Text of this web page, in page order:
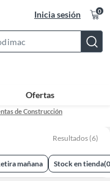
Inicia sesión 0
Bar
Ofertas
de Construcción
Resultados (6)
mañana Stock en tienda(0